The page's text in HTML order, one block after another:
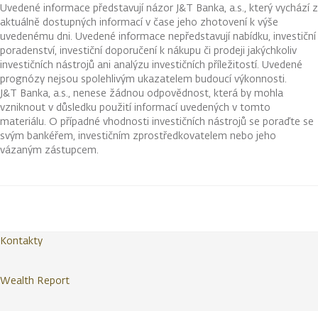
Uvedené informace představují názor J&T Banka, a.s., který vychází z
aktuálně dostupných informací v čase jeho zhotovení k výše
uvedenému dni. Uvedené informace nepředstavují nabídku, investiční
poradenství, investiční doporučení k nákupu či prodeji jakýchkoliv
investičních nástrojů ani analýzu investičních příležitostí. Uvedené
prognózy nejsou spolehlivým ukazatelem budoucí výkonnosti.
J&T Banka, a.s., nenese žádnou odpovědnost, která by mohla
vzniknout v důsledku použití informací uvedených v tomto
materiálu. O případné vhodnosti investičních nástrojů se poraďte se
svým bankéřem, investičním zprostředkovatelem nebo jeho
vázaným zástupcem.
Kontakty
Wealth Report